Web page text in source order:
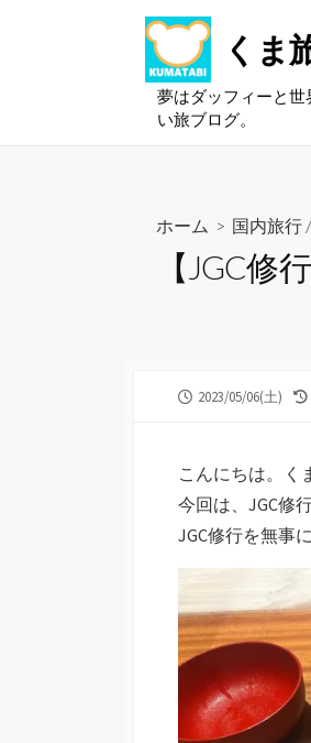
くま
夢はダッフィーと
い旅ブログ。
ホーム > 国内旅行 /
【JGC修
公
2023/05/06(土)
こんにちは。く
今回は、JGC修
JGC修行を無事